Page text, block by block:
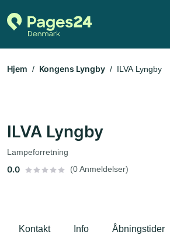
Hjem Kongens Lyngby ILVA Lyngby
ILVA Lyngby
Lampeforretning
0.0 (0 Anmeldelser)
Kontakt Info Åbningstider